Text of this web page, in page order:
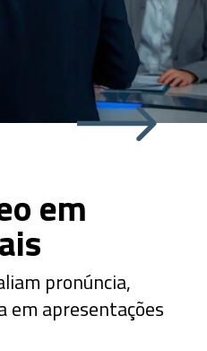
pronúncia,
em apresentações
em